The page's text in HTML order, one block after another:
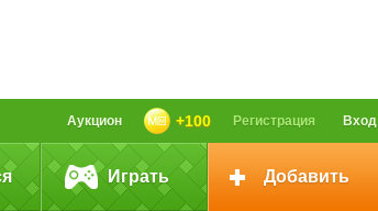
Вход
Регистрация
+100
Аукцион
Играть Добавить